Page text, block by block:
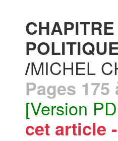
/MICHEL
Pages 175
[Version
cet article